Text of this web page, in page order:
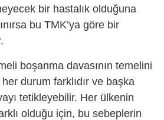
bir hastalık olduğuna
bu TMK’ya göre bir
boşanma davasının temelini
durum farklıdır ve başka
tetikleyebilir. Her ülkenin
olduğu için, bu sebeplerin